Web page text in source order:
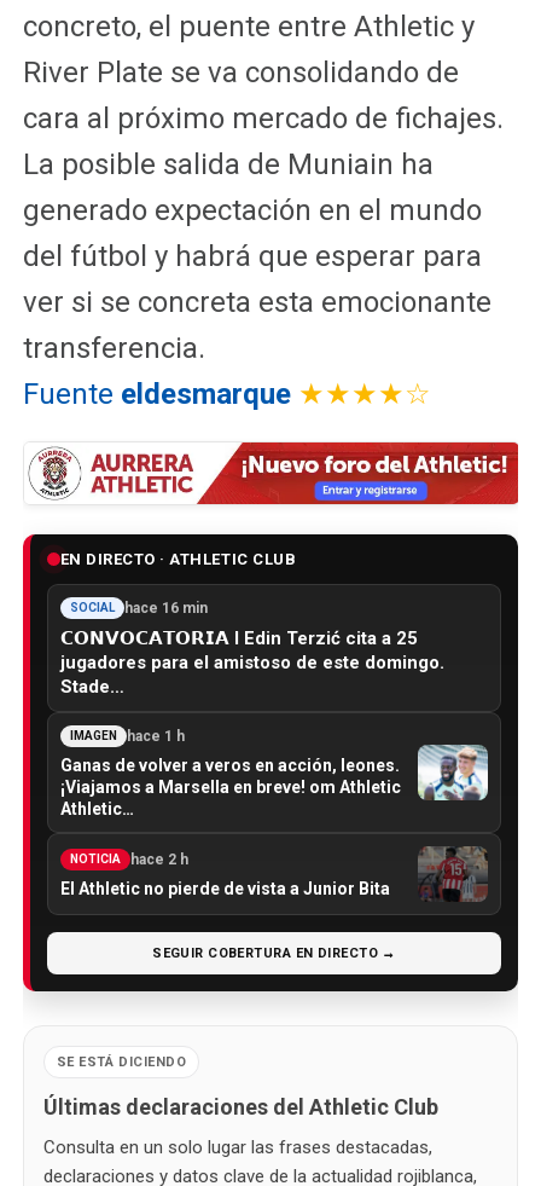
concreto, el puente entre Athletic y
River Plate se va consolidando de
cara al próximo mercado de fichajes.
La posible salida de Muniain ha
generado expectación en el mundo
del fútbol y habrá que esperar para
ver si se concreta esta emocionante
transferencia.
Fuente eldesmarque★★★★☆
EN DIRECTO · ATHLETIC CLUB
SOCIAL hace 16 min
𝗖𝗢𝗡𝗩𝗢𝗖𝗔𝗧𝗢𝗥𝗜𝗔 I Edin Terzić cita a 25
jugadores para el amistoso de este domingo.
Stade…
IMAGEN hace 1 h
Ganas de volver a veros en acción, leones.
¡Viajamos a Marsella en breve! om Athletic
Athletic…
NOTICIA hace 2 h
El Athletic no pierde de vista a Junior Bita
SEGUIR COBERTURA EN DIRECTO →
SE ESTÁ DICIENDO
Últimas declaraciones del Athletic Club
Consulta en un solo lugar las frases destacadas,
declaraciones y datos clave de la actualidad rojiblanca,